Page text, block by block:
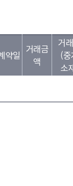
약일 거래금
액
거
(
소